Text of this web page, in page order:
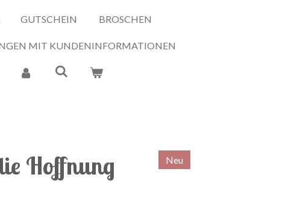
GUTSCHEIN BROSCHEN
MIT KUNDENINFORMATIONEN
Hoffnung Neu